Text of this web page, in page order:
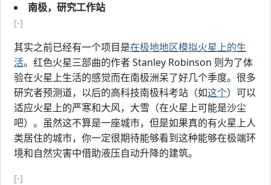
南极，研究工作站
[-]
其实之前已经有一个项目是在极地地区模拟火星上的生
活。红色火星三部曲的作者 Stanley Robinson 则为了体
验在火星上生活的感觉而在南极洲呆了好几个季度。很多
研究者预测道，以后的高科技南极科考站（如这个）可以
适应火星上的严寒和大风，大雪（在火星上可能是沙尘
吧）。虽然这不算是一座城市，但是如果真的有火星上人
类居住的城市，你一定很期待能够看到这种能够在极端环
境和自然灾害中借助液压自动升降的建筑。
[-]